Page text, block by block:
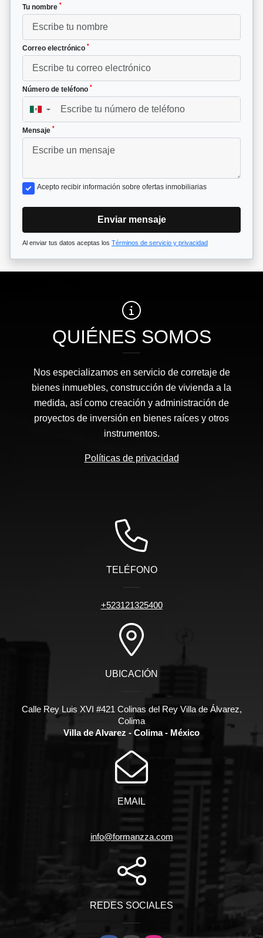
Tu nombre *
Correo electrónico *
Número de teléfono *
▼
Mensaje *
Acepto recibir información sobre ofertas inmobiliarias
Enviar mensaje
Al enviar tus datos aceptas los Términos de servicio y privacidad
QUIÉNES SOMOS
Nos especializamos en servicio de corretaje de
bienes inmuebles, construcción de vivienda a la
medida, así como creación y administración de
proyectos de inversión en bienes raíces y otros
instrumentos.
Políticas de privacidad
TELÉFONO
+523121325400
UBICACIÓN
Calle Rey Luis XVI #421 Colinas del Rey Villa de Álvarez,
Colima
Villa de Alvarez - Colima - México
EMAIL
info@formanzza.com
REDES SOCIALES